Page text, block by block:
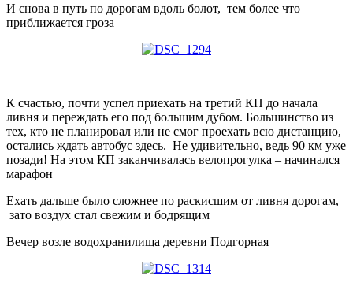
И снова в путь по дорогам вдоль болот, тем более что
приближается гроза
К счастью, почти успел приехать на третий КП до начала
ливня и переждать его под большим дубом. Большинство из
тех, кто не планировал или не смог проехать всю дистанцию,
остались ждать автобус здесь. Не удивительно, ведь 90 км уже
позади! На этом КП заканчивалась велопрогулка – начинался
марафон
Ехать дальше было сложнее по раскисшим от ливня дорогам,
зато воздух стал свежим и бодрящим
Вечер возле водохранилища деревни Подгорная